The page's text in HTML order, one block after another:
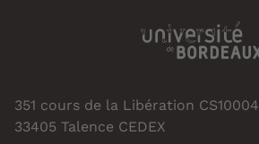
351 cours de la Libération CS10004
33405 Talence CEDEX